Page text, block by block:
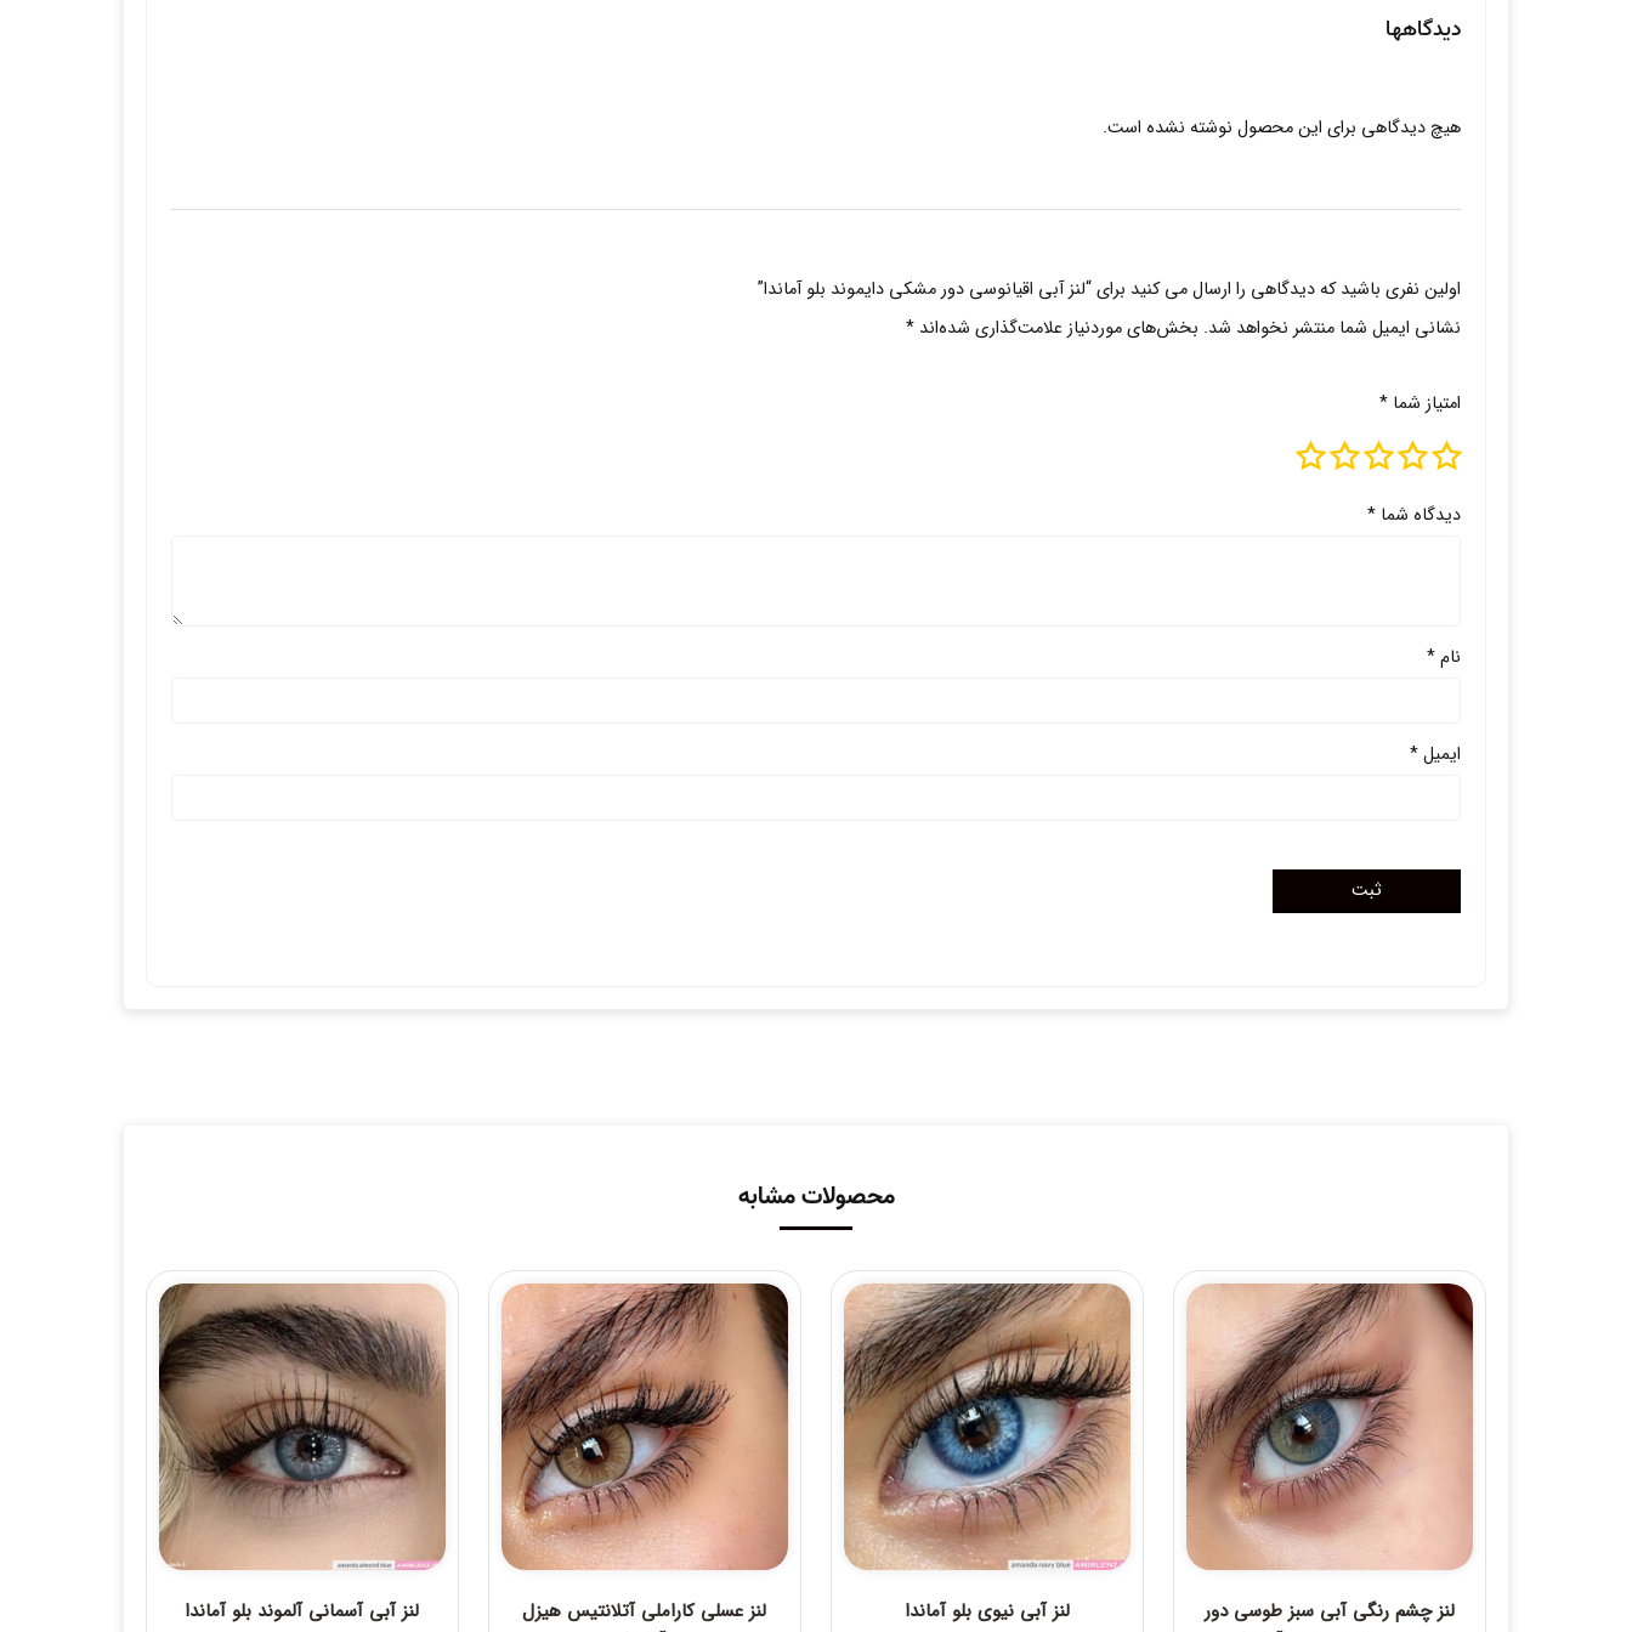
دیدگاهها
هیچ دیدگاهی برای این محصول نوشته نشده است.
اولین نفری باشید که دیدگاهی را ارسال می کنید برای “لنز آبی اقیانوسی دور مشکی دایموند بلو آماندا”
نشانی ایمیل شما منتشر نخواهد شد. بخش‌های موردنیاز علامت‌گذاری شده‌اند *
امتیاز شما *
دیدگاه شما *
نام*
ایمیل*
محصولات مشابه
لنز چشم رنگی آبی سبز طوسی دور
لنز آبی نیوی بلو آماندا
لنز عسلی کاراملی آتلانتیس هیزل
لنز آبی آسمانی آلموند بلو آماندا